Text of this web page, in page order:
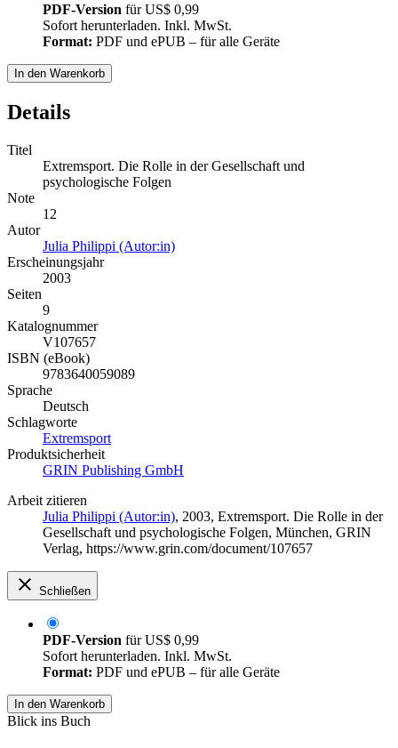
PDF-Version fürUS$ 0,99
Sofort herunterladen. Inkl. MwSt.
Format: PDF und ePUB – für alle Geräte
In den Warenkorb
Details
Titel
Extremsport. Die Rolle in der Gesellschaft und
psychologische Folgen
Note
12
Autor
Julia Philippi (Autor:in)
Erscheinungsjahr
2003
Seiten
9
Katalognummer
V107657
ISBN (eBook)
9783640059089
Sprache
Deutsch
Schlagworte
Extremsport
Produktsicherheit
GRIN Publishing GmbH
Arbeit zitieren
Julia Philippi (Autor:in), 2003, Extremsport. Die Rolle in der
Gesellschaft und psychologische Folgen, München, GRIN
Verlag, https://www.grin.com/document/107657
Schließen
PDF-Version fürUS$ 0,99
Sofort herunterladen. Inkl. MwSt.
Format: PDF und ePUB – für alle Geräte
In den Warenkorb
Blick ins Buch